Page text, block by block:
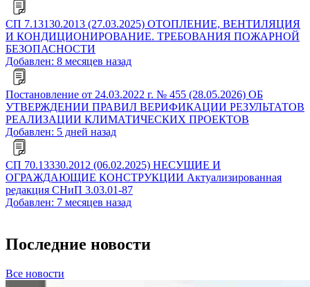
СП 7.13130.2013 (27.03.2025) ОТОПЛЕНИЕ, ВЕНТИЛЯЦИЯ
И КОНДИЦИОНИРОВАНИЕ. ТРЕБОВАНИЯ ПОЖАРНОЙ
БЕЗОПАСНОСТИ
Добавлен: 8 месяцев назад
Постановление от 24.03.2022 г. № 455 (28.05.2026) ОБ
УТВЕРЖДЕНИИ ПРАВИЛ ВЕРИФИКАЦИИ РЕЗУЛЬТАТОВ
РЕАЛИЗАЦИИ КЛИМАТИЧЕСКИХ ПРОЕКТОВ
Добавлен: 5 дней назад
СП 70.13330.2012 (06.02.2025) НЕСУЩИЕ И
ОГРАЖДАЮЩИЕ КОНСТРУКЦИИ Актуализированная
редакция СНиП 3.03.01-87
Добавлен: 7 месяцев назад
Последние новости
Все новости